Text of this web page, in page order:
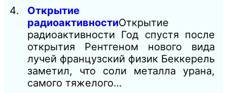
Открытие
радиоактивностиОткрытие
радиоактивности Год спустя после
открытия Рентгеном нового вида
лучей французский физик Беккерель
за­метил, что соли металла урана,
самого тяжелого…